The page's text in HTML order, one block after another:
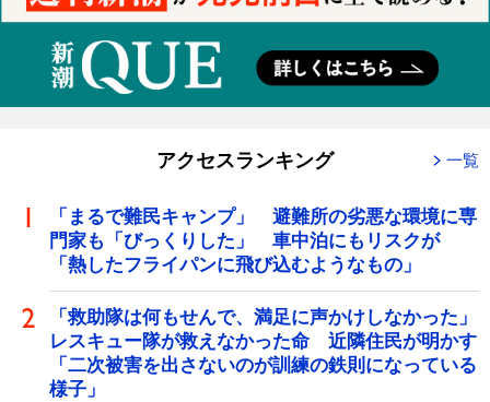
アクセスランキング 一覧
「まるで難民キャンプ」 避難所の劣悪な環境に専
門家も「びっくりした」 車中泊にもリスクが
「熱したフライパンに飛び込むようなもの」
「救助隊は何もせんで、満足に声かけしなかった」
レスキュー隊が救えなかった命 近隣住民が明かす
「二次被害を出さないのが訓練の鉄則になっている
様子」